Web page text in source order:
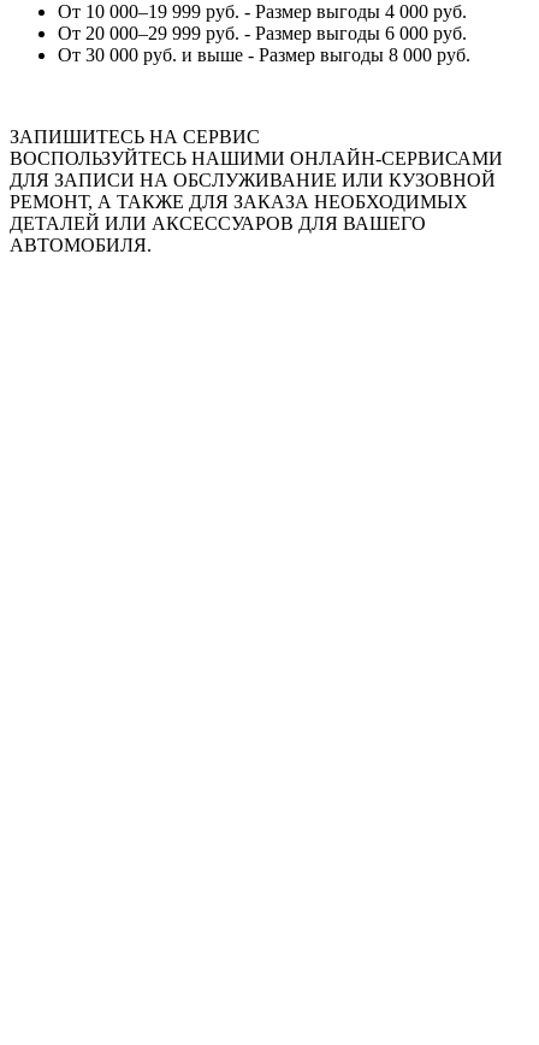
От 10 000–19 999 руб. - Размер выгоды 4 000 руб.
От 20 000–29 999 руб. - Размер выгоды 6 000 руб.
От 30 000 руб. и выше - Размер выгоды 8 000 руб.
ЗАПИШИТЕСЬ НА СЕРВИС
ВОСПОЛЬЗУЙТЕСЬ НАШИМИ ОНЛАЙН-СЕРВИСАМИ
ДЛЯ ЗАПИСИ НА ОБСЛУЖИВАНИЕ ИЛИ КУЗОВНОЙ
РЕМОНТ, А ТАКЖЕ ДЛЯ ЗАКАЗА НЕОБХОДИМЫХ
ДЕТАЛЕЙ ИЛИ АКСЕССУАРОВ ДЛЯ ВАШЕГО
АВТОМОБИЛЯ.